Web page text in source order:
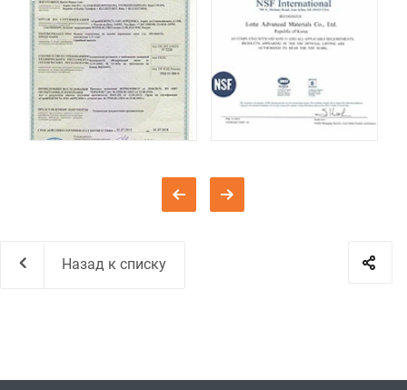
Назад к списку